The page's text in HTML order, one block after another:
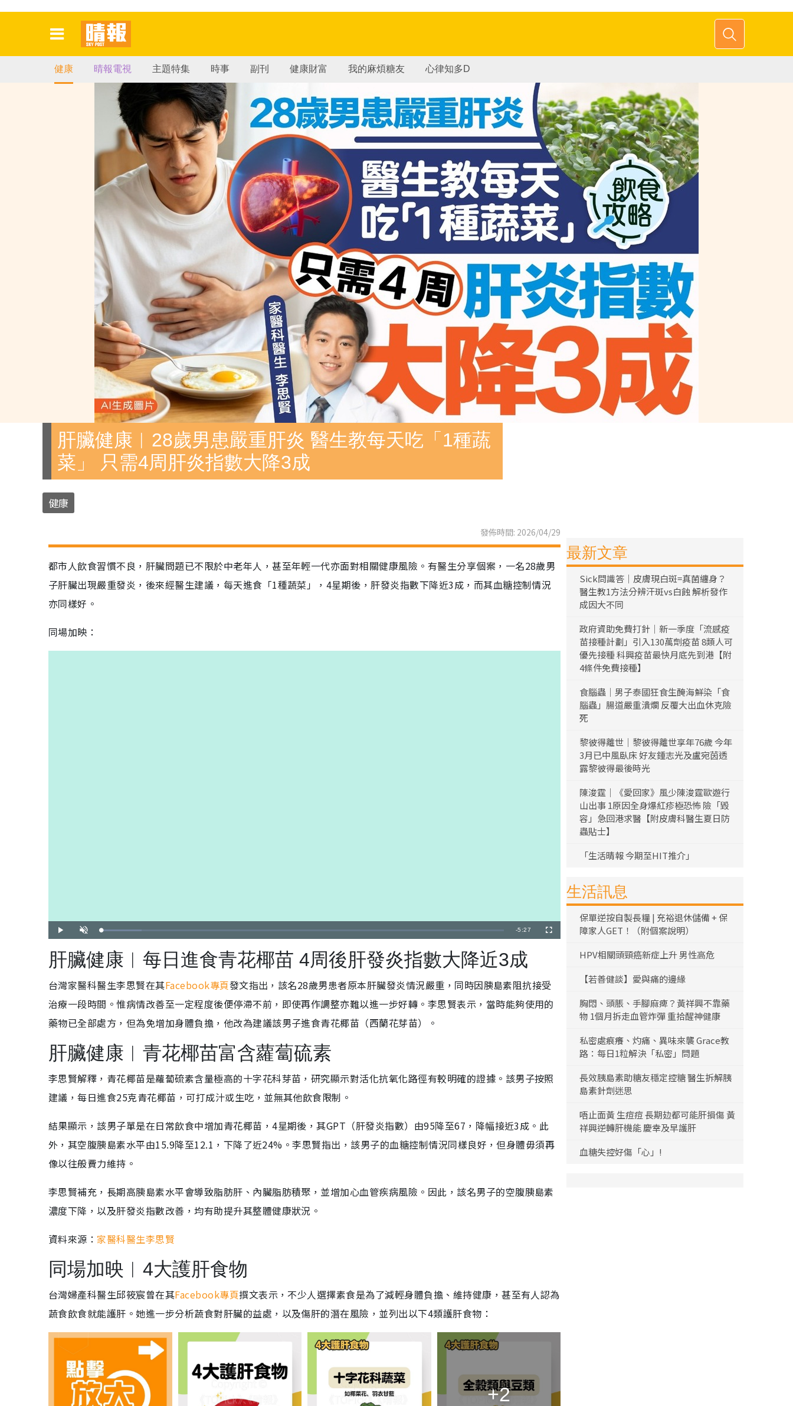
健康 晴報電視 主題特集 時事 副刊 健康財富 我的麻煩糖友 心律知多D
肝臟健康︱28歲男患嚴重肝炎 醫生教每天吃「1種蔬
菜」 只需4周肝炎指數大降3成
健康
發佈時間: 2026/04/29
都市人飲食習慣不良，肝臟問題已不限於中老年人，甚至年輕一代亦面對相關健康風險。有醫生分享個案，一名28歲男
子肝臟出現嚴重發炎，後來經醫生建議，每天進食「1種蔬菜」，4星期後，肝發炎指數下降近3成，而其血糖控制情況
亦同樣好。
同場加映：
播
放
開
啟
效
載
入
:
9
.
%
剩
時
間
-5:27
全
螢
肝臟健康︱每日進食青花椰苗 4周後肝發炎指數大降近3成
台灣家醫科醫生李思賢在其Facebook專頁發文指出，該名28歲男患者原本肝臟發炎情況嚴重，同時因胰島素阻抗接受
治療一段時間。惟病情改善至一定程度後便停滯不前，即使再作調整亦難以進一步好轉。李思賢表示，當時能夠使用的
藥物已全部處方，但為免增加身體負擔，他改為建議該男子進食青花椰苗（西蘭花芽苗）。
肝臟健康︱青花椰苗富含蘿蔔硫素
李思賢解釋，青花椰苗是蘿蔔硫素含量極高的十字花科芽苗，研究顯示對活化抗氧化路徑有較明確的證據。該男子按照
建議，每日進食25克青花椰苗，可打成汁或生吃，並無其他飲食限制。
結果顯示，該男子單是在日常飲食中增加青花椰苗，4星期後，其GPT（肝發炎指數）由95降至67，降幅接近3成。此
外，其空腹胰島素水平由15.9降至12.1，下降了近24%。李思賢指出，該男子的血糖控制情況同樣良好，但身體毋須再
像以往般費力維持。
李思賢補充，長期高胰島素水平會導致脂肪肝、內臟脂肪積聚，並增加心血管疾病風險。因此，該名男子的空腹胰島素
濃度下降，以及肝發炎指數改善，均有助提升其整體健康狀況。
資料來源：家醫科醫生李思賢
同場加映︱4大護肝食物
台灣婦產科醫生邱筱宸曾在其Facebook專頁撰文表示，不少人選擇素食是為了減輕身體負擔、維持健康，甚至有人認為
蔬食飲食就能護肝。她進一步分析蔬食對肝臟的益處，以及傷肝的潛在風險，並列出以下4類護肝食物：
+2
最新文章
Sick問識答｜皮膚現白斑=真菌纏身？
醫生教1方法分辨汗斑vs白蝕 解析發作
成因大不同
政府資助免費打針｜新一季度「流感疫
苗接種計劃」引入130萬劑疫苗 8類人可
優先接種 科興疫苗最快月底先到港【附
4條件免費接種】
食腦蟲｜男子泰國狂食生醃海鮮染「食
腦蟲」腸道嚴重潰爛 反覆大出血休克險
死
黎彼得離世｜黎彼得離世享年76歲 今年
3月已中風臥床 好友鍾志光及盧宛茵透
露黎彼得最後時光
陳浚霆｜《愛回家》風少陳浚霆歐遊行
山出事 1原因全身爆紅疹極恐怖 險「毀
容」急回港求醫【附皮膚科醫生夏日防
蟲貼士】
「生活晴報 今期至HIT推介」
生活訊息
保單逆按自製長糧 | 充裕退休儲備 + 保
障家人GET！（附個案說明）
HPV相關頭頸癌新症上升 男性高危
【若善健談】愛與痛的邊緣
胸悶、頭脹、手腳麻痺？黃祥興不靠藥
物 1個月拆走血管炸彈 重拾醒神健康
私密處痕癢、灼痛、異味來襲 Grace教
路：每日1粒解決「私密」問題
長效胰島素助糖友穩定控糖 醫生拆解胰
島素針劑迷思
唔止面黃 生痘痘 長期攰都可能肝損傷 黃
祥興逆轉肝機能 慶幸及早護肝
血糖失控好傷「心」!